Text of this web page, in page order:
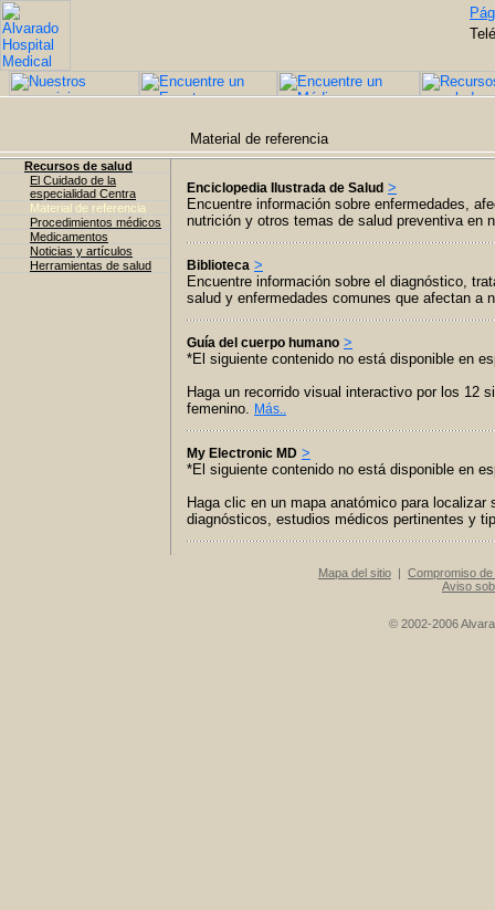
Material de referencia
Recursos de salud
El Cuidado de la
especialidad Centra
Material de referencia
Procedimientos médicos
Medicamentos
Noticias y artículos
Herramientas de salud
Enciclopedia Ilustrada de Salud >
Encuentre información sobre enfermedades,
nutrición y otros temas de salud preventiva en
Biblioteca >
Encuentre información sobre el diagnóstico,
salud y enfermedades comunes que afectan a
Guía del cuerpo humano >
*El siguiente contenido no está disponible en
Haga un recorrido visual interactivo por los 12
femenino. Más..
My Electronic MD >
*El siguiente contenido no está disponible en
Haga clic en un mapa anatómico para
diagnósticos, estudios médicos pertinentes y
Mapa del sitio | Compromiso de
Aviso
© 2002-2006